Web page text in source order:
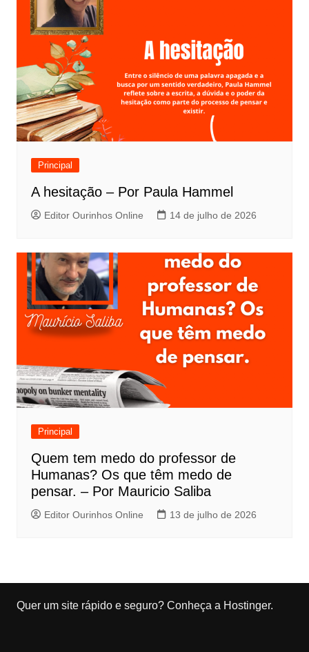
Principal
A hesitação – Por Paula Hammel
Editor Ourinhos Online 14 de julho de 2026
Principal
Quem tem medo do professor de
Humanas? Os que têm medo de
pensar. – Por Mauricio Saliba
Editor Ourinhos Online 13 de julho de 2026
Quer um site rápido e seguro? Conheça a Hostinger.